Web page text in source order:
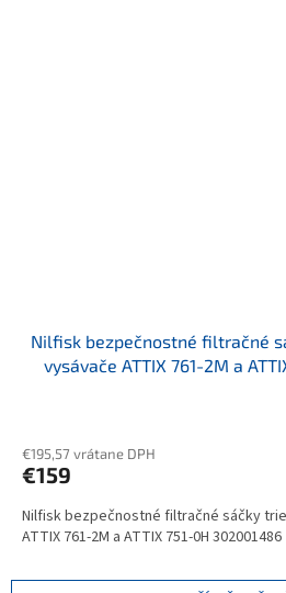
Nilfisk bezpečnostné filtračné
vysávače ATTIX 761-2M a
€195,57 vrátane DPH
€159
Nilfisk bezpečnostné filtračné sáčky
ATTIX 761-2M a ATTIX 751-0H 302001486